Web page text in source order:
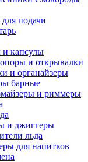
подачи
капсулы
и открывалки
и органайзеры
барные
и риммеры
и джиггеры
льда
для напитков